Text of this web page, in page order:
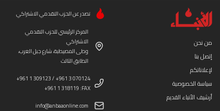
من نحن
إتصل بنا
لإعلاناتكم
سياسة الخصوصية
أرشيف الأنباء القديم
تصدر عن الحزب التقدمي الاشتراكي
المركز الرئيسي للحزب التقدمي
الاشتراكي
وطى المصيطبة، شارع جبل العرب،
الطابق الثالث
+961 1 309123 / +961 3 070124
+961 1 318119 :FAX
info@anbaaonline.com